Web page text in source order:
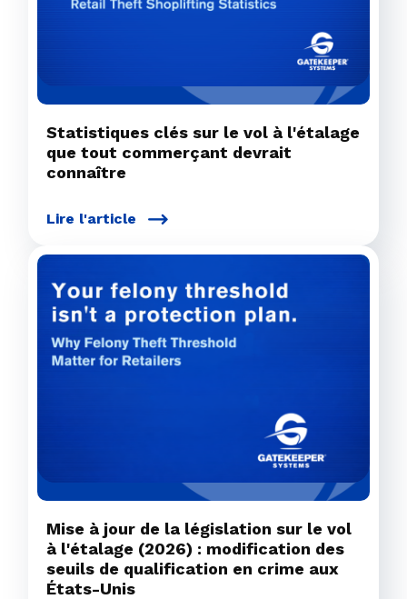
Statistiques clés sur le vol à l'étalage
que tout commerçant devrait
connaître
Lire l'article
Mise à jour de la législation sur le vol
à l'étalage (2026) : modification des
seuils de qualification en crime aux
États-Unis